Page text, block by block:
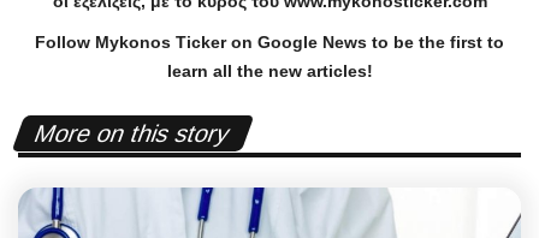
Follow Mykonos Ticker on Google News to be the first to
learn all the new articles!
More on this story